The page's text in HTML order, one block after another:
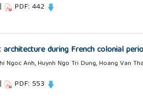
| PDF: 442
during French colonial
Ngoc Anh, Huynh Ngo Tri Dung, Hoang Van
| PDF: 553